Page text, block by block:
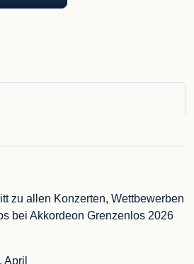
zu allen Konzerten, Wettbewerben
bei Akkordeon Grenzenlos 2026
April